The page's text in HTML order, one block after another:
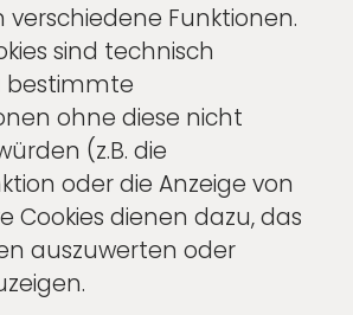
verschiedene Funktionen.
sind technisch
bestimmte
ohne diese nicht
(z.B. die
oder die Anzeige von
Cookies dienen dazu, das
auszuwerten oder